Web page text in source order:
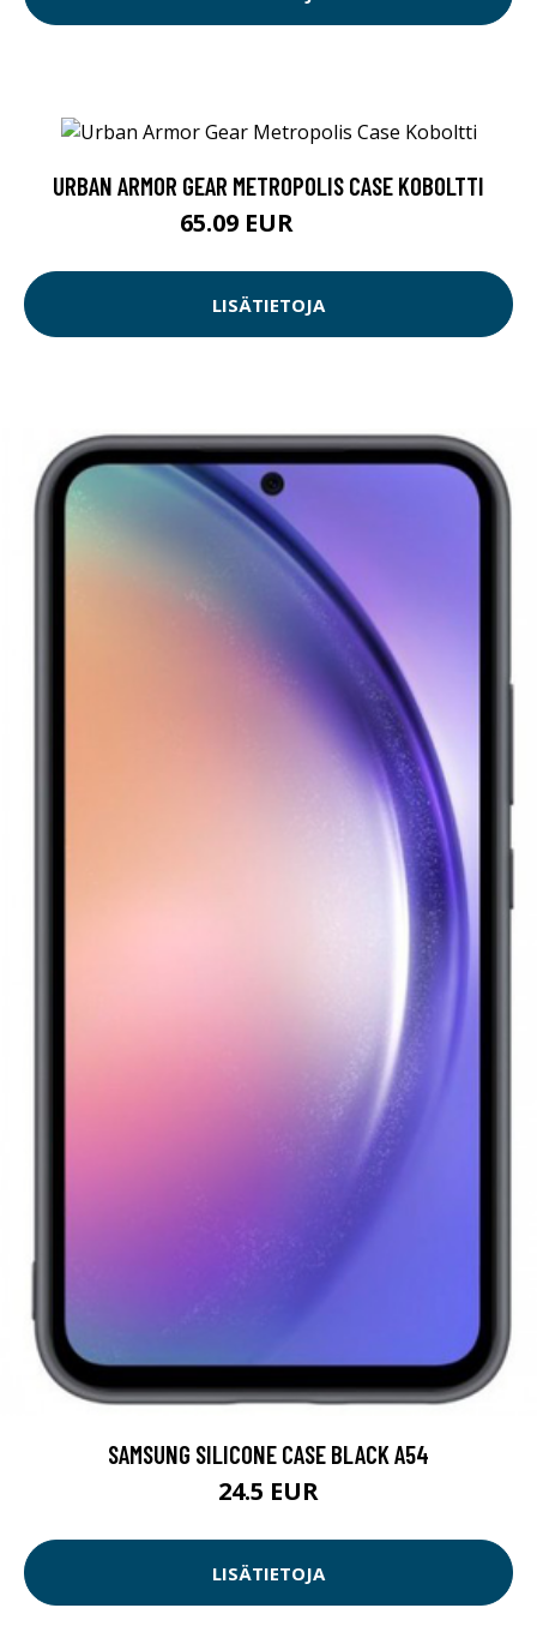
URBAN ARMOR GEAR METROPOLIS CASE KOBOLTTI
65.09 EUR
LISÄTIETOJA
SAMSUNG SILICONE CASE BLACK A54
24.5 EUR
LISÄTIETOJA